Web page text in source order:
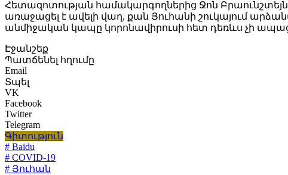
Հետազոտության համակարգողներից Ջոն
առաջացել է ավելի վաղ, քան Յուհանի շուկայում
անմիջական կապը կորոնավիրուսի հետ դեռևս չի
Էջանշեք
Պատճենել հղումը
Email
Տպել
VK
Facebook
Twitter
Telegram
Գիտություն
# Baidu
# COVID-19
# Յուհան